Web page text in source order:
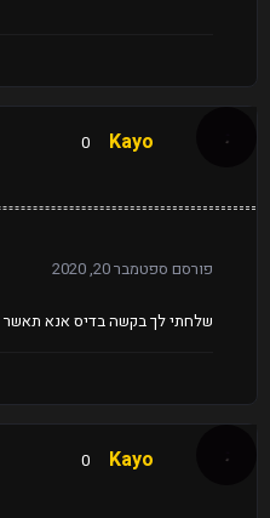
Kayo
0
פורסם ספטמבר 20, 2020
שלחתי לך בקשה בדיס אנא תאשר
Kayo
0